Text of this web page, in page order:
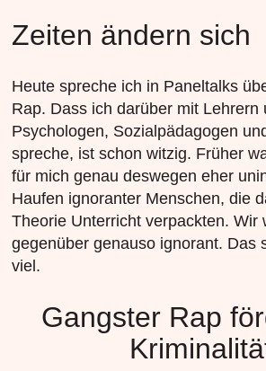
Zeiten ändern sich
Heute spreche ich in Paneltalks
Rap. Dass ich darüber mit Lehrern
Psychologen, Sozialpädagogen
spreche, ist schon witzig. Früher
für mich genau deswegen eher
Haufen ignoranter Menschen, die
Theorie Unterricht verpackten. Wir
gegenüber genauso ignorant. Das
viel.
Gangster Rap